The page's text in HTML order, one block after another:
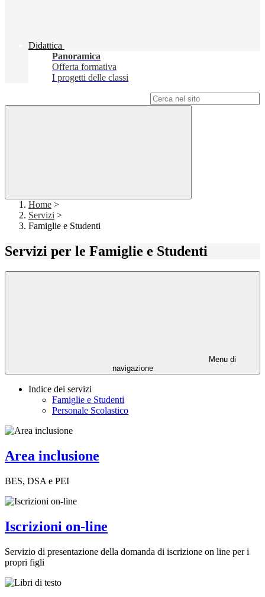
Didattica
Panoramica
Offerta formativa
I progetti delle classi
Home >
Servizi >
Famiglie e Studenti
Servizi per le Famiglie e Studenti
Menu di
navigazione
Indice dei servizi
Famiglie e Studenti
Personale Scolastico
Area inclusione
BES, DSA e PEI
Iscrizioni on-line
Servizio di presentazione della domanda di iscrizione on line per i
propri figli